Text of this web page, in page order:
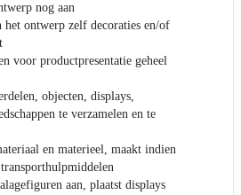
nog aan
het ontwerp zelf decoraties en/of
voor productpresentatie geheel
objecten, displays,
te verzamelen en te
en materieel, maakt indien
aan, plaatst displays